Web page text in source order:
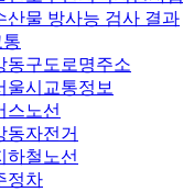
산물 방사능 검사 결과
동구도로명주소
울시교통정보
스노선
동자전거
하철노선
정차